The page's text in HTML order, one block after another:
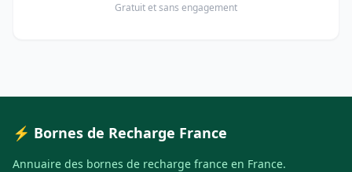
Gratuit et sans engagement
⚡ Bornes de Recharge France
Annuaire des bornes de recharge france en France.